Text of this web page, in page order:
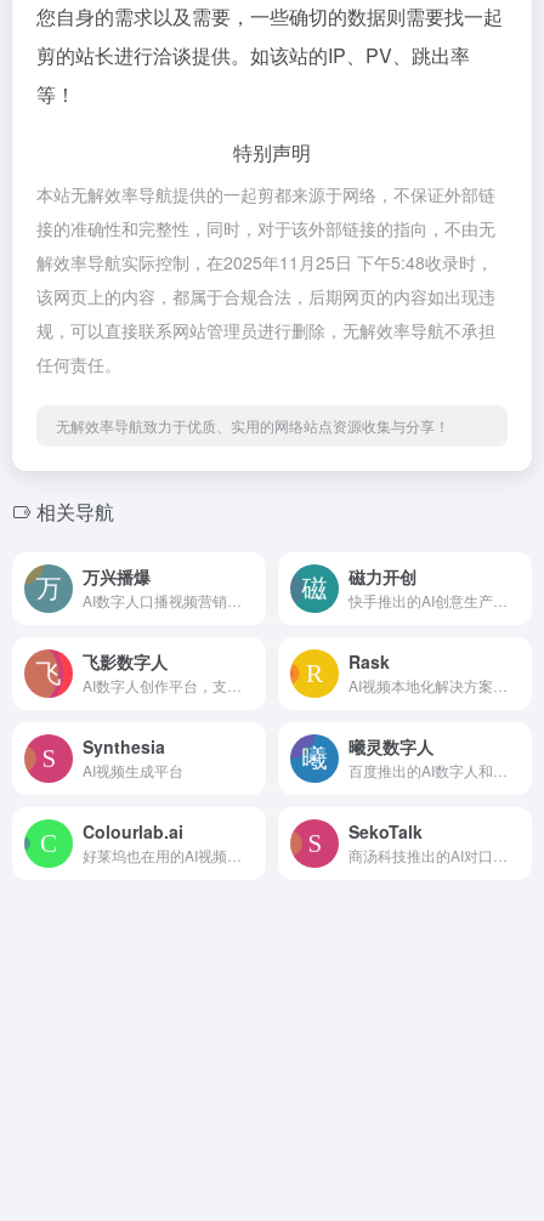
您自身的需求以及需要，一些确切的数据则需要找一起
剪的站长进行洽谈提供。如该站的IP、PV、跳出率
等！
特别声明
本站无解效率导航提供的一起剪都来源于网络，不保证外部链
接的准确性和完整性，同时，对于该外部链接的指向，不由无
解效率导航实际控制，在2025年11月25日 下午5:48收录时，
该网页上的内容，都属于合规合法，后期网页的内容如出现违
规，可以直接联系网站管理员进行删除，无解效率导航不承担
任何责任。
无解效率导航致力于优质、实用的网络站点资源收集与分享！
相关导航
万兴播爆 磁力开创
飞影数字人 Rask
Synthesia
AI视频生成平台
曦灵数字人
Colourlab.ai SekoTalk